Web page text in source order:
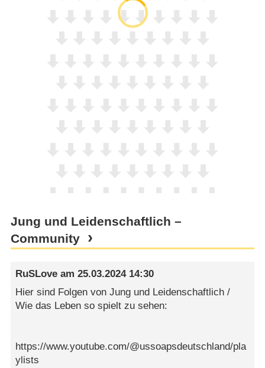
Jung und Leidenschaftlich –
Community
RuSLove am25.03.2024 14:30
Hier sind Folgen von Jung und Leidenschaftlich /
Wie das Leben so spielt zu sehen:
https://www.youtube.com/@ussoapsdeutschland/pla
ylists